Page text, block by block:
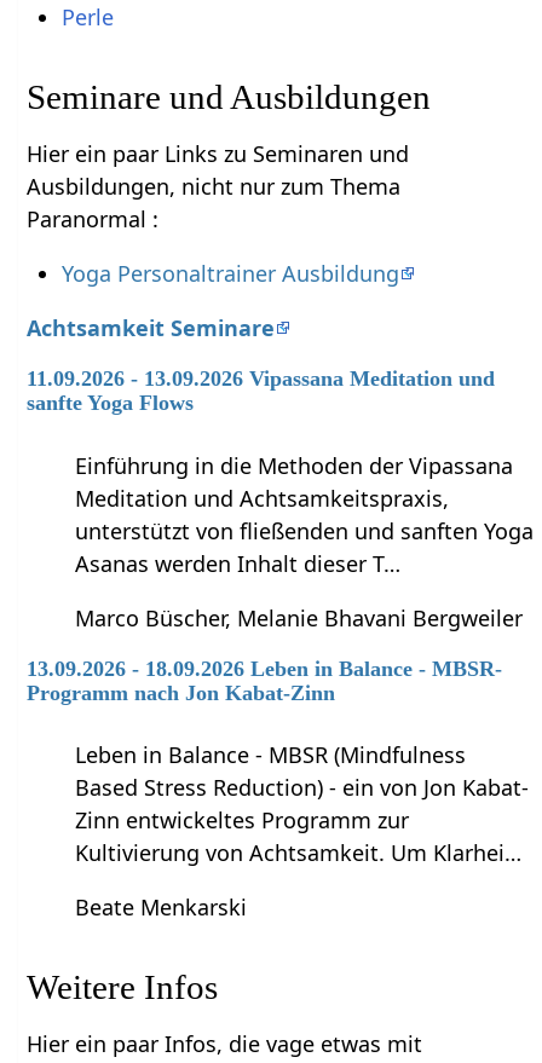
Perle
Seminare und Ausbildungen
Hier ein paar Links zu Seminaren und
Ausbildungen, nicht nur zum Thema
Paranormal :
Yoga Personaltrainer Ausbildung
Achtsamkeit Seminare
11.09.2026 - 13.09.2026 Vipassana Meditation und
sanfte Yoga Flows
Einführung in die Methoden der Vipassana
Meditation und Achtsamkeitspraxis,
unterstützt von fließenden und sanften Yoga
Asanas werden Inhalt dieser T…
Marco Büscher, Melanie Bhavani Bergweiler
13.09.2026 - 18.09.2026 Leben in Balance - MBSR-
Programm nach Jon Kabat-Zinn
Leben in Balance - MBSR (Mindfulness
Based Stress Reduction) - ein von Jon Kabat-
Zinn entwickeltes Programm zur
Kultivierung von Achtsamkeit. Um Klarhei…
Beate Menkarski
Weitere Infos
Hier ein paar Infos, die vage etwas mit